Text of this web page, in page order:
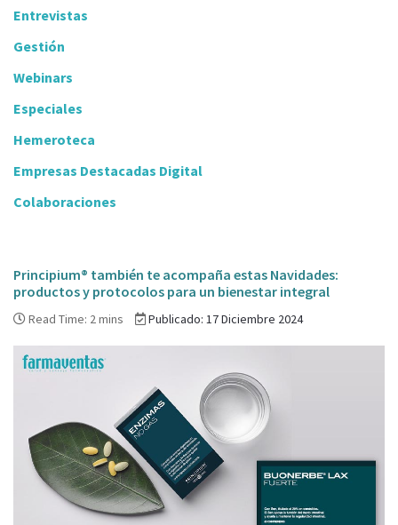
Entrevistas
Gestión
Webinars
Especiales
Hemeroteca
Empresas Destacadas Digital
Colaboraciones
Principium® también te acompaña estas Navidades:
productos y protocolos para un bienestar integral
Read Time: 2 mins Publicado: 17 Diciembre 2024